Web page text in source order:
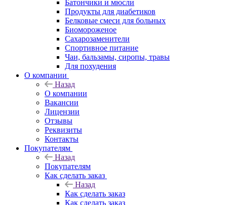
Батончики и мюсли
Продукты для диабетиков
Белковые смеси для больных
Биомороженое
Сахарозаменители
Спортивное питание
Чаи, бальзамы, сиропы, травы
Для похудения
О компании
Назад
О компании
Вакансии
Лицензии
Отзывы
Реквизиты
Контакты
Покупателям
Назад
Покупателям
Как сделать заказ
Назад
Как сделать заказ
Как сделать заказ